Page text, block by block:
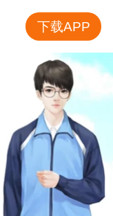
下载APP